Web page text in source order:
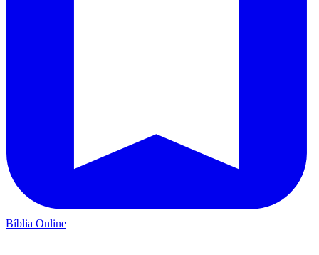
Bíblia Online